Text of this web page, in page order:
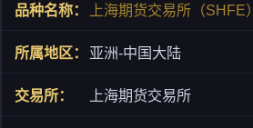
上海期货交易所（SHFE）
亚洲-中国大陆
上海期货交易所